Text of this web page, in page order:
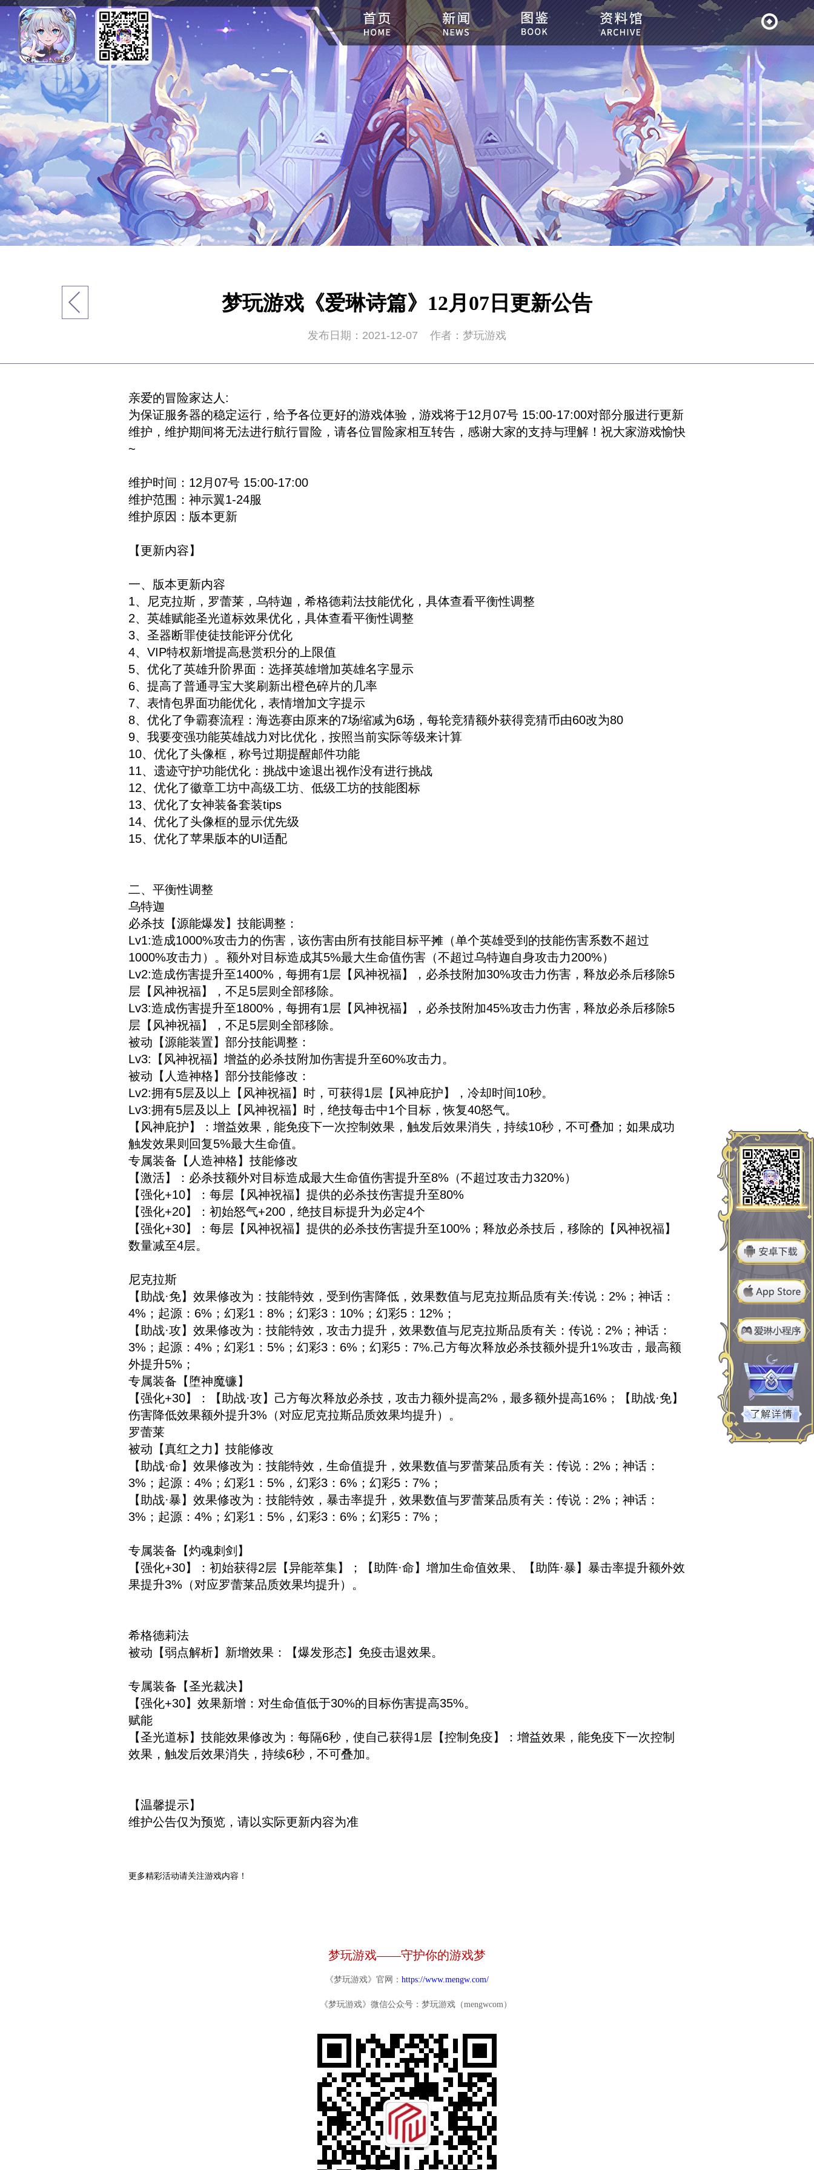
梦玩游戏《爱琳诗篇》12月07日更新公告
发布日期：2021-12-07 作者：梦玩游戏
亲爱的冒险家达人:
为保证服务器的稳定运行，给予各位更好的游戏体验，游戏将于12月07号 15:00-17:00对部分服进行更新
维护，维护期间将无法进行航行冒险，请各位冒险家相互转告，感谢大家的支持与理解！祝大家游戏愉快
~
维护时间：12月07号 15:00-17:00
维护范围：神示翼1-24服
维护原因：版本更新
【更新内容】
一、版本更新内容
1、尼克拉斯，罗蕾莱，乌特迦，希格德莉法技能优化，具体查看平衡性调整
2、英雄赋能圣光道标效果优化，具体查看平衡性调整
3、圣器断罪使徒技能评分优化
4、VIP特权新增提高悬赏积分的上限值
5、优化了英雄升阶界面：选择英雄增加英雄名字显示
6、提高了普通寻宝大奖刷新出橙色碎片的几率
7、表情包界面功能优化，表情增加文字提示
8、优化了争霸赛流程：海选赛由原来的7场缩减为6场，每轮竞猜额外获得竞猜币由60改为80
9、我要变强功能英雄战力对比优化，按照当前实际等级来计算
10、优化了头像框，称号过期提醒邮件功能
11、遗迹守护功能优化：挑战中途退出视作没有进行挑战
12、优化了徽章工坊中高级工坊、低级工坊的技能图标
13、优化了女神装备套装tips
14、优化了头像框的显示优先级
15、优化了苹果版本的UI适配
二、平衡性调整
乌特迦
必杀技【源能爆发】技能调整：
Lv1:造成1000%攻击力的伤害，该伤害由所有技能目标平摊（单个英雄受到的技能伤害系数不超过
1000%攻击力）。额外对目标造成其5%最大生命值伤害（不超过乌特迦自身攻击力200%）
Lv2:造成伤害提升至1400%，每拥有1层【风神祝福】，必杀技附加30%攻击力伤害，释放必杀后移除5
层【风神祝福】，不足5层则全部移除。
Lv3:造成伤害提升至1800%，每拥有1层【风神祝福】，必杀技附加45%攻击力伤害，释放必杀后移除5
层【风神祝福】，不足5层则全部移除。
被动【源能装置】部分技能调整：
Lv3:【风神祝福】增益的必杀技附加伤害提升至60%攻击力。
被动【人造神格】部分技能修改：
Lv2:拥有5层及以上【风神祝福】时，可获得1层【风神庇护】，冷却时间10秒。
Lv3:拥有5层及以上【风神祝福】时，绝技每击中1个目标，恢复40怒气。
【风神庇护】：增益效果，能免疫下一次控制效果，触发后效果消失，持续10秒，不可叠加；如果成功
触发效果则回复5%最大生命值。
专属装备【人造神格】技能修改
【激活】：必杀技额外对目标造成最大生命值伤害提升至8%（不超过攻击力320%）
【强化+10】：每层【风神祝福】提供的必杀技伤害提升至80%
【强化+20】：初始怒气+200，绝技目标提升为必定4个
【强化+30】：每层【风神祝福】提供的必杀技伤害提升至100%；释放必杀技后，移除的【风神祝福】
数量减至4层。
尼克拉斯
【助战·免】效果修改为：技能特效，受到伤害降低，效果数值与尼克拉斯品质有关:传说：2%；神话：
4%；起源：6%；幻彩1：8%；幻彩3：10%；幻彩5：12%；
【助战·攻】效果修改为：技能特效，攻击力提升，效果数值与尼克拉斯品质有关：传说：2%；神话：
3%；起源：4%；幻彩1：5%；幻彩3：6%；幻彩5：7%.己方每次释放必杀技额外提升1%攻击，最高额
外提升5%；
专属装备【堕神魔镰】
【强化+30】：【助战·攻】己方每次释放必杀技，攻击力额外提高2%，最多额外提高16%；【助战·免】
伤害降低效果额外提升3%（对应尼克拉斯品质效果均提升）。
罗蕾莱
被动【真红之力】技能修改
【助战·命】效果修改为：技能特效，生命值提升，效果数值与罗蕾莱品质有关：传说：2%；神话：
3%；起源：4%；幻彩1：5%，幻彩3：6%；幻彩5：7%；
【助战·暴】效果修改为：技能特效，暴击率提升，效果数值与罗蕾莱品质有关：传说：2%；神话：
3%；起源：4%；幻彩1：5%，幻彩3：6%；幻彩5：7%；
专属装备【灼魂刺剑】
【强化+30】：初始获得2层【异能萃集】；【助阵·命】增加生命值效果、【助阵·暴】暴击率提升额外效
果提升3%（对应罗蕾莱品质效果均提升）。
希格德莉法
被动【弱点解析】新增效果：【爆发形态】免疫击退效果。
专属装备【圣光裁决】
【强化+30】效果新增：对生命值低于30%的目标伤害提高35%。
赋能
【圣光道标】技能效果修改为：每隔6秒，使自己获得1层【控制免疫】：增益效果，能免疫下一次控制
效果，触发后效果消失，持续6秒，不可叠加。
【温馨提示】
维护公告仅为预览，请以实际更新内容为准
更多精彩活动请关注游戏内容！
梦玩游戏——守护你的游戏梦
《梦玩游戏》官网： https://www.mengw.com/
《梦玩游戏》微信公众号：梦玩游戏（mengwcom）